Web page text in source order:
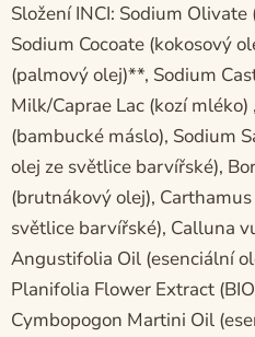
Složení INCI: Sodium
Sodium Cocoate (kokosový
(palmový olej)**, Sodium
Milk/Caprae Lac (kozí
(bambucké máslo), Sodium
olej ze světlice barvířské),
(brutnákový olej),
světlice barvířské), Calluna
Angustifolia Oil (esenciální
Planifolia Flower Extract
Cymbopogon Martini Oil